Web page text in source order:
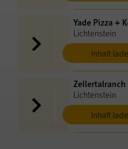
Inhalt
Yade Pizza +
Lichtenstein
Inhalt
Zellertalranch
Lichtenstein